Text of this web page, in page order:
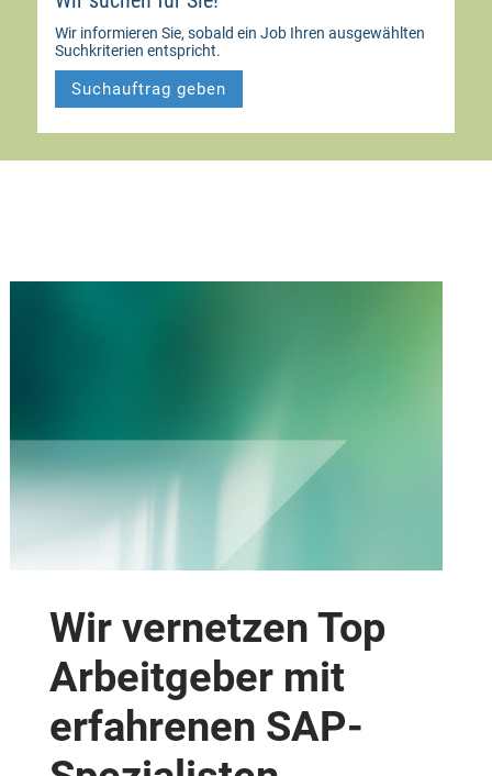
Wir informieren Sie, sobald ein Job Ihren ausgewählten
Suchkriterien entspricht.
Suchauftrag geben
Wir vernetzen Top
Arbeitgeber mit
erfahrenen SAP-